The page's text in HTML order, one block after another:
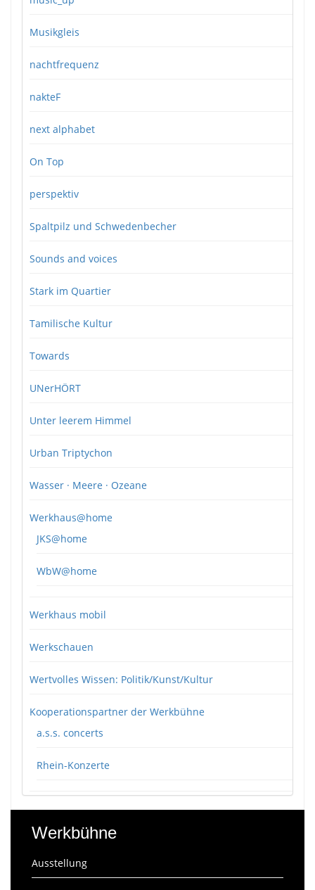
Musikgleis
nachtfrequenz
nakteF
next alphabet
On Top
perspektiv
Spaltpilz und Schwedenbecher
Sounds and voices
Stark im Quartier
Tamilische Kultur
Towards
UNerHÖRT
Unter leerem Himmel
Urban Triptychon
Wasser · Meere · Ozeane
Werkhaus@home
JKS@home
WbW@home
Werkhaus mobil
Werkschauen
Wertvolles Wissen: Politik/Kunst/Kultur
Kooperationspartner der Werkbühne
a.s.s. concerts
Rhein-Konzerte
Werkbühne
Ausstellung